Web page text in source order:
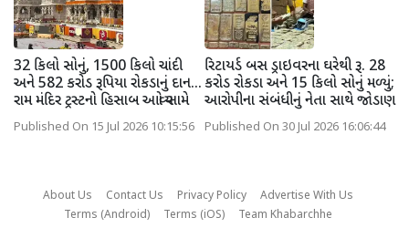
32 કિલો સોનું, 1500 કિલો ચાંદી
અને 582 કરોડ રૂપિયા રોકડાનું દાન...
રામ મંદિર ટ્રસ્ટનો હિસાબ આવ્યો સામે
Published On 15 Jul 2026 10:15:56
રિટાયર્ડ બસ ડ્રાઇવરના ઘરેથી રૂ. 28
કરોડ રોકડા અને 15 કિલો સોનું મળ્યું;
આરોપીના સંબંધીનું નેતા સાથે જોડાણ
Published On 30 Jul 2026 16:06:44
About Us Contact Us Privacy Policy
Advertise With Us
Terms (Android)
Terms (iOS) Team Khabarchhe